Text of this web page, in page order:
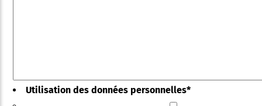
Utilisation des données personnelles*